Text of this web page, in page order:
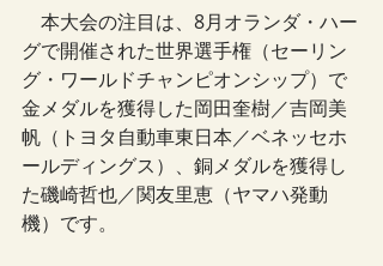
本大会の注目は、8月オランダ・ハー
グで開催された世界選手権（セーリン
グ・ワールドチャンピオンシップ）で
金メダルを獲得した岡田奎樹／吉岡美
帆（トヨタ自動車東日本／ベネッセホ
ールディングス）、銅メダルを獲得し
た磯崎哲也／関友里恵（ヤマハ発動
機）です。